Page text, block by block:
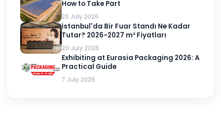
How to Take Part
23 July 2026
İstanbul'da Bir Fuar Standı Ne Kadar
Tutar? 2026-2027 m² Fiyatları
20 July 2026
Exhibiting at Eurasia Packaging 2026: A
Practical Guide
7 July 2026